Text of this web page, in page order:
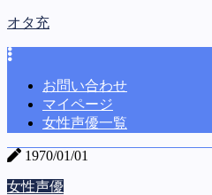
オタ充
お問い合わせ
マイページ
女性声優一覧
1970/01/01
女性声優